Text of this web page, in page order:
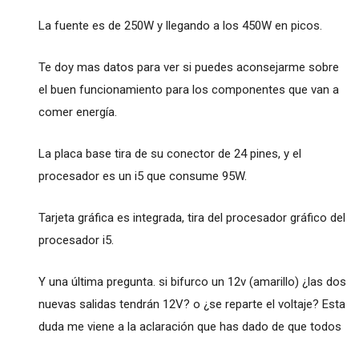
La fuente es de 250W y llegando a los 450W en picos.
Te doy mas datos para ver si puedes aconsejarme sobre
el buen funcionamiento para los componentes que van a
comer energía.
La placa base tira de su conector de 24 pines, y el
procesador es un i5 que consume 95W.
Tarjeta gráfica es integrada, tira del procesador gráfico del
procesador i5.
Y una última pregunta. si bifurco un 12v (amarillo) ¿las dos
nuevas salidas tendrán 12V? o ¿se reparte el voltaje? Esta
duda me viene a la aclaración que has dado de que todos